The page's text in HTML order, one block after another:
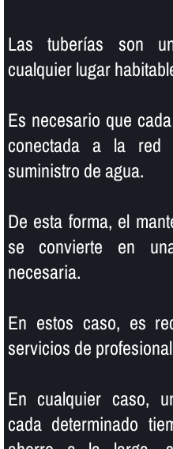
Las tuberí­as son
cualquier lugar
Es necesario que
conectada a la red
suministro de agua.
De esta forma, el
se convierte en
necesaria.
En estos caso, es
servicios de
En cualquier caso,
cada determinado